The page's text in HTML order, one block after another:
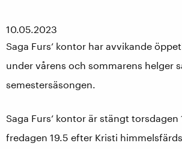
10.05.2023
Saga Furs’ kontor har avvikande
under vårens och sommarens helger
semestersäsongen.
Saga Furs’ kontor är stängt torsdagen
fredagen 19.5 efter Kristi